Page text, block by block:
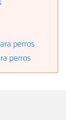
perros
perros